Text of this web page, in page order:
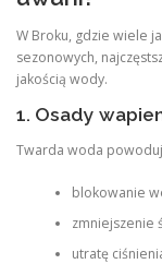
W Broku, gdzie wiele
sezonowych,
jakością wody.
1. Osady
Twarda woda
blokowanie
zmniejszenie
utratę